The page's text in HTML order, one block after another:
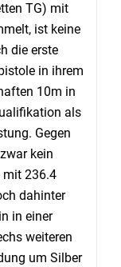
TG) mit
ist keine
die erste
in ihrem
10m in
als
Gegen
kein
mit 236.4
dahinter
in einer
weiteren
um Silber